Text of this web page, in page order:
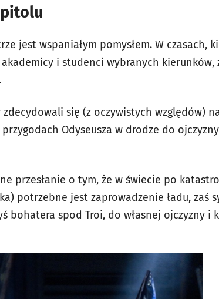
jest wspaniałym pomysłem. W czasach,
akademicy i studenci wybranych
się (z oczywistych względów)
Odyseusza w drodze do
przesłanie o tym, że w świecie po
potrzebne jest zaprowadzenie ładu, zaś
bohatera spod Troi, do własnej ojczyzny i